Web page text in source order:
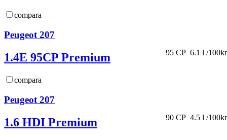
compara
Peugeot 207
1.4E 95CP Premium
compara
95 CP 6.1 l /
Peugeot 207
1.6 HDI Premium 90 CP 4.5 l /